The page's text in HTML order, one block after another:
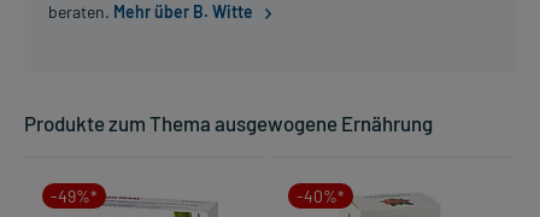
beraten. Mehr über B. Witte
Produkte zum Thema ausgewogene Ernährung
-49%* -40%*